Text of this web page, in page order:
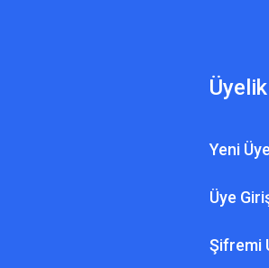
Üyelik
Yeni
Üye
Şifremi